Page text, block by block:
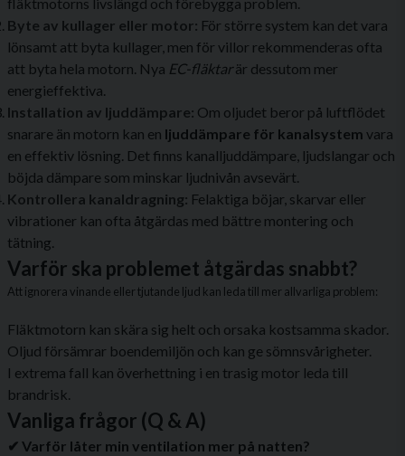
Byte av kullager eller motor: För större system kan det vara
lönsamt att byta kullager, men för villor rekommenderas ofta
att byta hela motorn. Nya EC-fläktarär dessutom mer
energieffektiva.
Installation av ljuddämpare: Om oljudet beror på luftflödet
snarare än motorn kan en ljuddämpare för kanalsystem vara
en effektiv lösning. Det finns kanalljuddämpare, ljudslangar och
böjda dämpare som minskar ljudnivån avsevärt.
Kontrollera kanaldragning: Felaktiga böjar, skarvar eller
vibrationer kan ofta åtgärdas med bättre montering och
tätning.
Varför ska problemet åtgärdas snabbt?
Att ignorera vinande eller tjutande ljud kan leda till mer allvarliga problem:
Fläktmotorn kan skära sig helt och orsaka kostsamma skador.
Oljud försämrar boendemiljön och kan ge sömnsvårigheter.
I extrema fall kan överhettning i en trasig motor leda till
brandrisk.
Vanliga frågor (Q & A)
✔ Varför låter min ventilation mer på natten?